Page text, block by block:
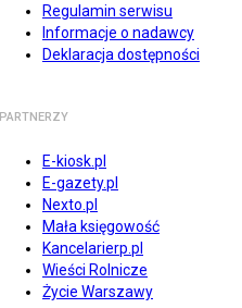
Regulamin serwisu
Informacje o nadawcy
Deklaracja dostępności
PARTNERZY
E-kiosk.pl
E-gazety.pl
Nexto.pl
Mała księgowość
Kancelarierp.pl
Wieści Rolnicze
Życie Warszawy